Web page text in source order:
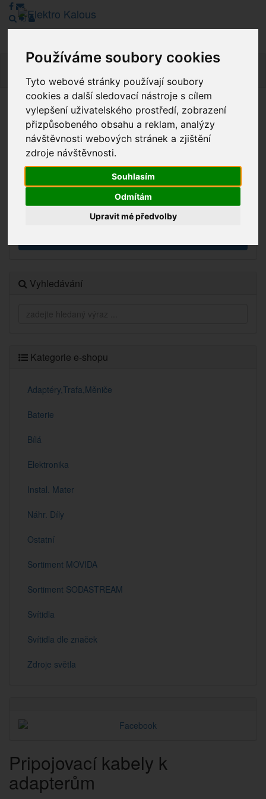
Používáme soubory cookies
Tyto webové stránky používají soubory
cookies a další sledovací nástroje s cílem
vylepšení uživatelského prostředí, zobrazení
přizpůsobeného obsahu a reklam, analýzy
návštěvnosti webových stránek a zjištění
zdroje návštěvnosti.
Souhlasím
Odmítám
Upravit mé předvolby
Vážení zákazníci, v tuto chvíli je Náš internetový obchod v
režimu Katalogu. Objednávky on-line nyní nelze vyřídit.
Děkujeme za pochopení.
Výprodej
Vyhledávání
Kategorie e-shopu
Adaptéry,Trafa,Měniče
Baterie
Bílá
Elektronika
Instal. Mater
Náhr. Díly
Ostatní
Sortiment MOVIDA
Sortiment SODASTREAM
Svítidla
Svítidla dle značek
Zdroje světla
Pripojovací kabely k
adapterům